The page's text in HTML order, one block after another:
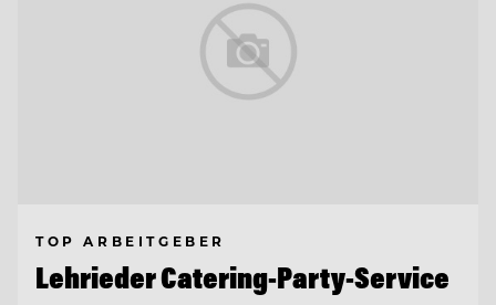
TOP ARBEITGEBER
Lehrieder Catering-Party-Service